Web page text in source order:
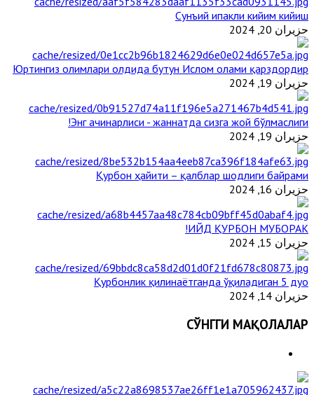
Сунъий ипакли кийим кийиш
حزيران 20, 2024
Юртингиз олимлари олдида бутун Ислом олами қарздордир
حزيران 19, 2024
Энг ачинарлиси - жаннатда сизга жой бўлмаслиги!
حزيران 19, 2024
Қурбон ҳайити – қалблар шодлиги байрами
حزيران 16, 2024
ИЙД ҚУРБОН МУБОРАК!
حزيران 15, 2024
Қурбонлик қилинаётганда ўқиладиган 5 дуо
حزيران 14, 2024
СЎНГГИ МАҚОЛАЛАР